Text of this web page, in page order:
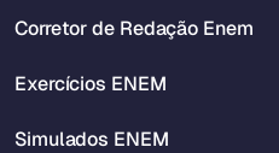
Corretor de Redação Enem
Exercícios ENEM
Simulados ENEM